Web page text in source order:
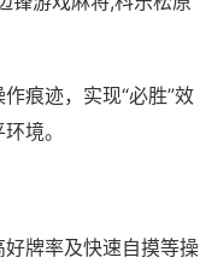
痕迹，实现“必胜”效
境。
牌率及快速自摸等操